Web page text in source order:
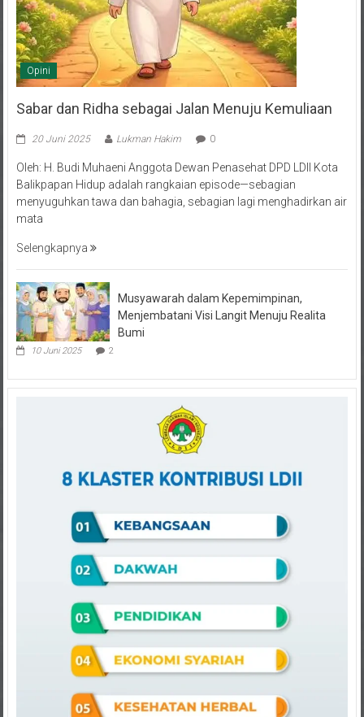
Opini
Sabar dan Ridha sebagai Jalan Menuju Kemuliaan
20 Juni 2025 Lukman Hakim 0
Oleh: H. Budi Muhaeni Anggota Dewan Penasehat DPD LDII Kota
Balikpapan Hidup adalah rangkaian episode—sebagian
menyuguhkan tawa dan bahagia, sebagian lagi menghadirkan air
mata
Selengkapnya
Musyawarah dalam Kepemimpinan,
Menjembatani Visi Langit Menuju Realita
Bumi
10 Juni 2025 2